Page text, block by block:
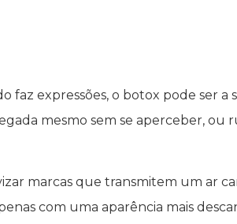
expressões, o botox pode ser a
mesmo sem se aperceber, ou
marcas que transmitem um ar
com uma aparência mais